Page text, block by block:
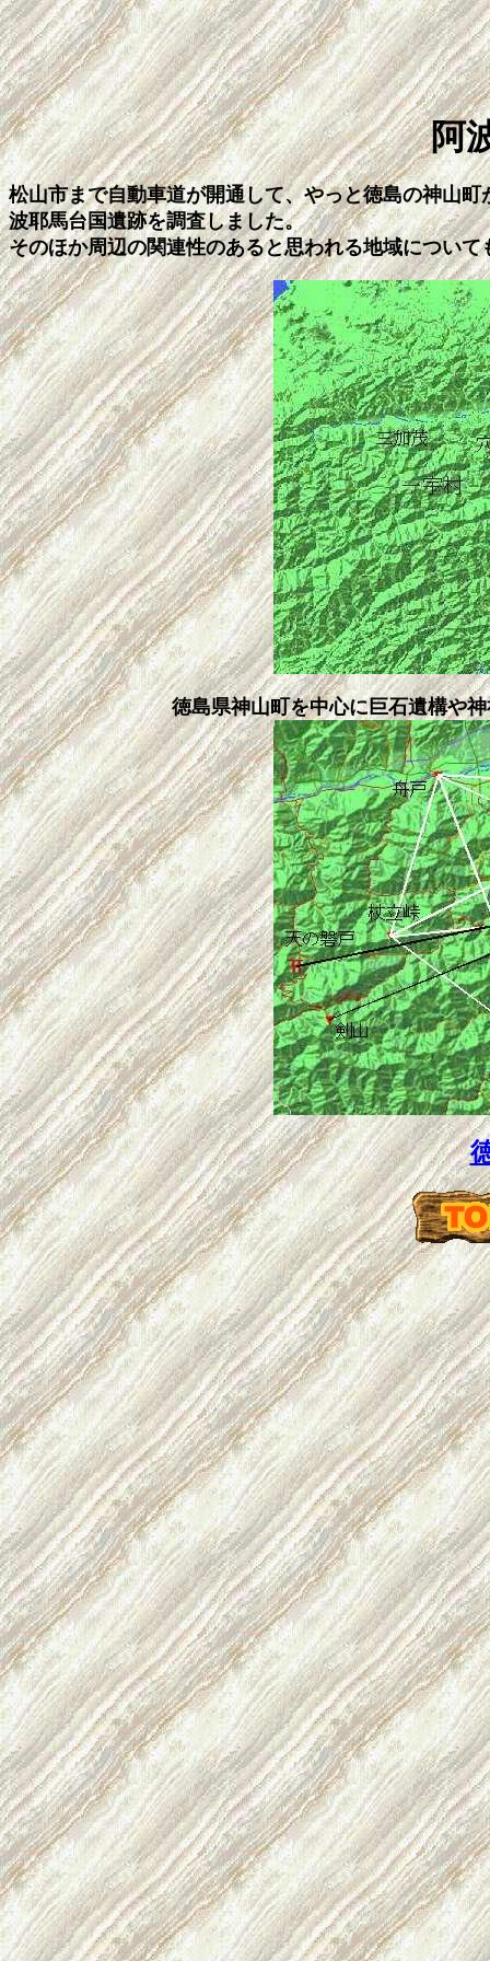
阿
松山市まで自動車道が開通して、やっと徳島の神山
波耶馬台国遺跡を調査しました。
そのほか周辺の関連性のあると思われる地域について
徳島県神山町を中心に巨石遺構や神